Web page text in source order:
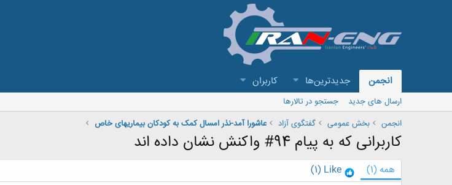
انجمن جدیدترین‌ها کاربران
ارسال های جدید
جستجو در تالارها
انجمن
بخش عمومی گفتگوی آزاد عاشورا آمد-نذر امسال کمک به کودکان بیماریهای خاص
کاربرانی که به پیام 94# واکنش نشان داده اند
همه (1)
Like
(1)